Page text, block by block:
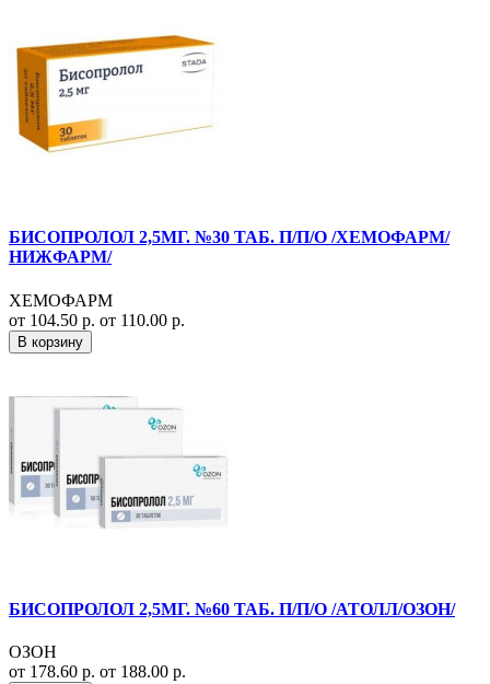
БИСОПРОЛОЛ 2,5МГ. №30 ТАБ. П/П/О /ХЕМОФАРМ/
НИЖФАРМ/
ХЕМОФАРМ
от 104.50 р. от 110.00 р.
В корзину
БИСОПРОЛОЛ 2,5МГ. №60 ТАБ. П/П/О /АТОЛЛ/ОЗОН/
ОЗОН
от 178.60 р. от 188.00 р.